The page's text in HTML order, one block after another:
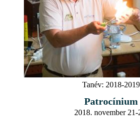
Tanév: 2018-2019
Patrocínium
2018. november 21-